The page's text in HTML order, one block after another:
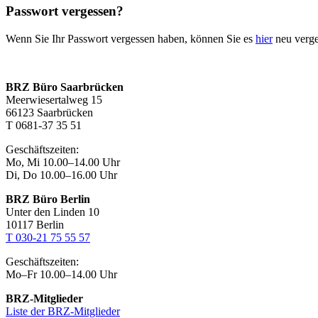
Passwort vergessen?
Wenn Sie Ihr Passwort vergessen haben, können Sie es hierneu
BRZ Büro Saarbrücken
Meerwiesertalweg 15
66123 Saarbrücken
T 0681-37 35 51
Geschäftszeiten:
Mo, Mi 10.00–14.00 Uhr
Di, Do 10.00–16.00 Uhr
BRZ Büro Berlin
Unter den Linden 10
10117 Berlin
T 030-21 75 55 57
Geschäftszeiten:
Mo–Fr 10.00–14.00 Uhr
BRZ-Mitglieder
Liste der BRZ-Mitglieder